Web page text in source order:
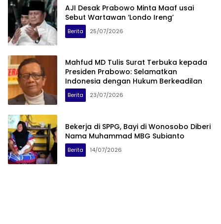
AJI Desak Prabowo Minta Maaf usai
Sebut Wartawan ‘Londo Ireng’
Berita 25/07/2026
Mahfud MD Tulis Surat Terbuka kepada
Presiden Prabowo: Selamatkan
Indonesia dengan Hukum Berkeadilan
Berita 23/07/2026
Bekerja di SPPG, Bayi di Wonosobo Diberi
Nama Muhammad MBG Subianto
Berita 14/07/2026